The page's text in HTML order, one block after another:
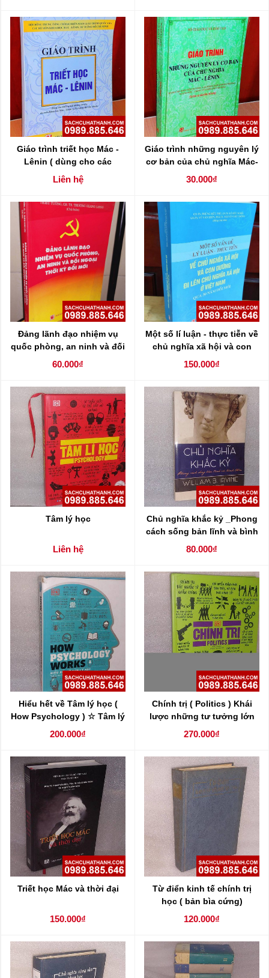
Giáo trình triết học Mác -
Lênin ( dùng cho các
ngành không chuyên các
môn khoa học Mác - Lênin
Liên hệ
Giáo trình những nguyên lý
cơ bản của chủ nghĩa Mác-
Lênin
30.000₫
Đảng lãnh đạo nhiệm vụ
quốc phòng, an ninh và đối
ngoại thời kỳ đổi mới
60.000₫
Một số lí luận - thực tiễn về
chủ nghĩa xã hội và con
đường đi lên chủ nghĩa xã
150.000₫
Tâm lý học
Liên hệ
Chủ nghĩa khắc kỷ _Phong
cách sống bản lĩnh và bình
thản
80.000₫
Hiểu hết về Tâm lý học (
How Psychology ) ☆ Tâm lý
học ứng dụng, giải thích
200.000₫
Chính trị ( Politics ) Khái
lược những tư tưởng lớn
270.000₫
Triết học Mác và thời đại
150.000₫
Từ điển kinh tế chính trị
học ( bản bìa cứng)
120.000₫